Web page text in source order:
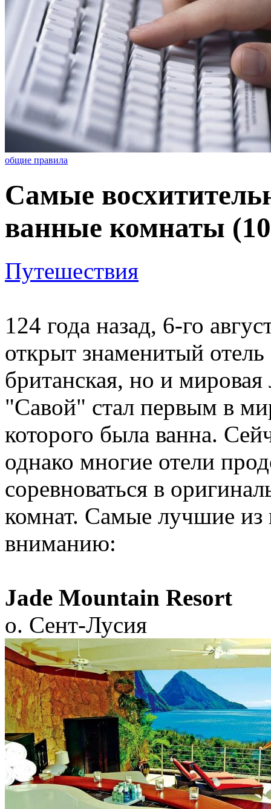
общие правила
Самые
ванные комнаты
Путешествия
124 года назад, 6-го
открыт знаменитый
британская, но и мировая
"Савой" стал первым в
которого была ванна.
однако многие отели
соревноваться в
комнат. Самые лучшие
вниманию:
Jade Mountain Resort
о. Сент-Лусия